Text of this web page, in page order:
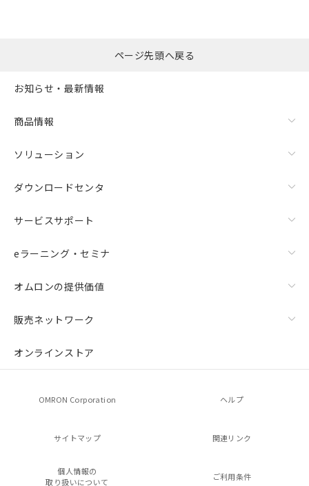
ページ先頭へ戻る
お知らせ・最新情報
商品情報
ソリューション
ダウンロードセンタ
サービスサポート
eラーニング・セミナ
オムロンの提供価値
販売ネットワーク
オンラインストア
OMRON Corporation ヘルプ
サイトマップ 関連リンク
個人情報の
取り扱いについて
ご利用条件